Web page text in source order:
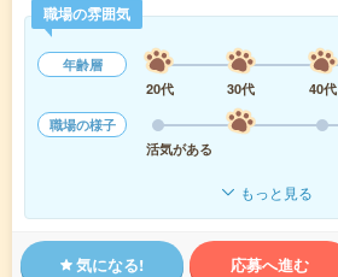
職場の雰囲気
年齢層
20代
30代 40代
職場の様子
活気がある
もっと見る
気になる! 応募へ進む